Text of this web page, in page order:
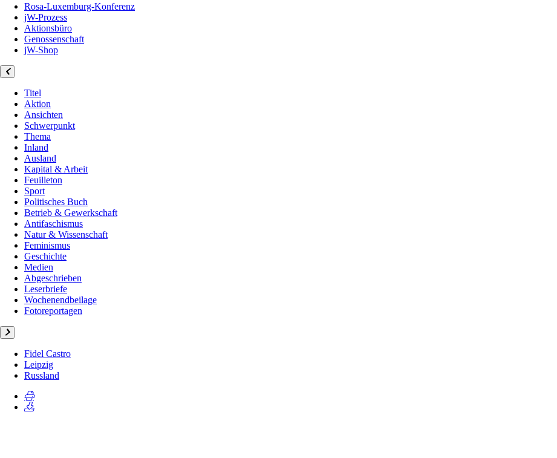
Rosa-Luxemburg-Konferenz
jW-Prozess
Aktionsbüro
Genossenschaft
jW-Shop
Titel
Aktion
Ansichten
Schwerpunkt
Thema
Inland
Ausland
Kapital & Arbeit
Feuilleton
Sport
Politisches Buch
Betrieb & Gewerkschaft
Antifaschismus
Natur & Wissenschaft
Feminismus
Geschichte
Medien
Abgeschrieben
Leserbriefe
Wochenendbeilage
Fotoreportagen
Fidel Castro
Leipzig
Russland